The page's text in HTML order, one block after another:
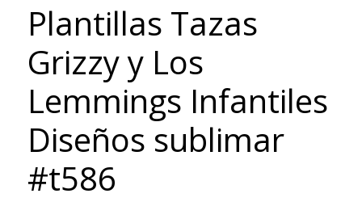
Plantillas Tazas
Grizzy y Los
Lemmings Infantiles
Diseños sublimar
#t586